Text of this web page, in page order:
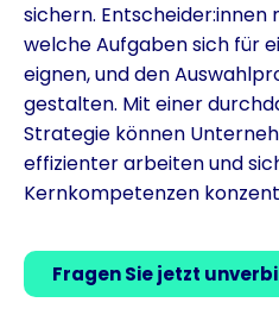
sichern. Entscheider:innen
welche Aufgaben sich für
eignen, und den
gestalten. Mit einer
Strategie können
effizienter arbeiten und
Kernkompetenzen
Fragen Sie jetzt